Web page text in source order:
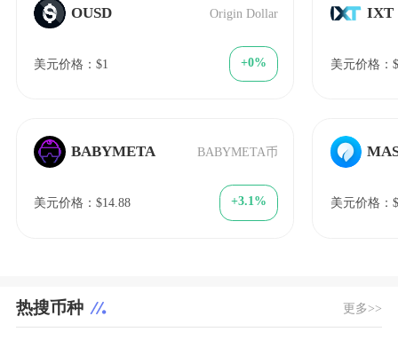
OUSD Origin Dollar
美元价格：$1 +0%
BABYMETA BABYMETA币
美元价格：$14.88 +3.1%
IXT
美元价格：
美元价格：
热搜币种 更多>>